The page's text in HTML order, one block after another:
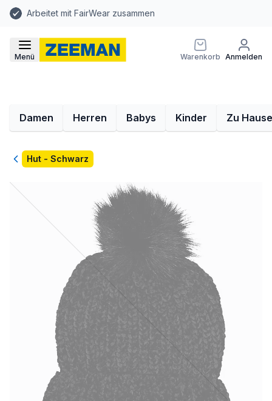
Arbeitet mit FairWear zusammen
Menü Warenkorb Anmelden
Damen Herren Babys Kinder Zu Hause
ZurückHut - Schwarz